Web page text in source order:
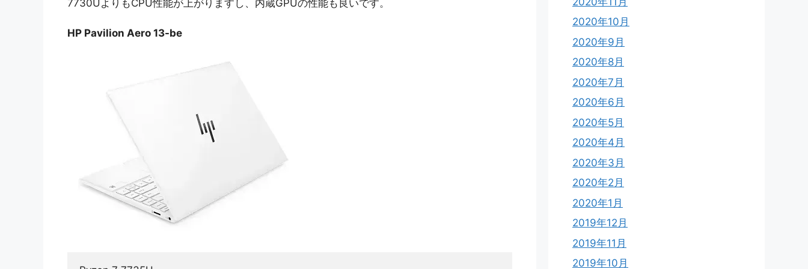
7730UよりもCPU性能が上がりますし、内蔵GPUの性能も良いです。
HP Pavilion Aero 13-be
2020年10月
2020年9月
2020年8月
2020年7月
2020年6月
2020年5月
2020年4月
2020年3月
2020年2月
2020年1月
2019年12月
2019年11月
2019年10月